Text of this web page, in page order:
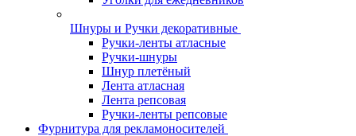
Шнуры и Ручки декоративные
Ручки-ленты атласные
Ручки-шнуры
Шнур плетёный
Лента атласная
Лента репсовая
Ручки-ленты репсовые
Фурнитура для рекламоносителей